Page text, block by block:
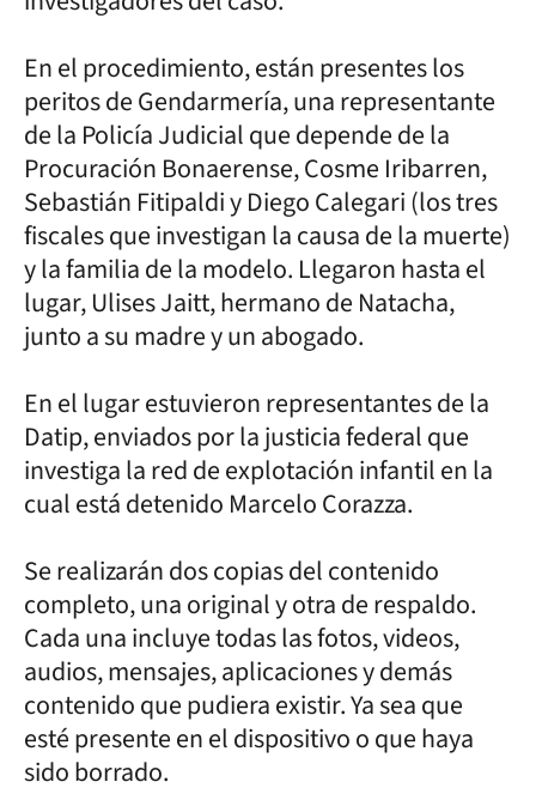
En el procedimiento, están presentes los
peritos de Gendarmería, una representante
de la Policía Judicial que depende de la
Procuración Bonaerense, Cosme Iribarren,
Sebastián Fitipaldi y Diego Calegari (los tres
fiscales que investigan la causa de la muerte)
y la familia de la modelo. Llegaron hasta el
lugar, Ulises Jaitt, hermano de Natacha,
junto a su madre y un abogado.
En el lugar estuvieron representantes de la
Datip, enviados por la justicia federal que
investiga la red de explotación infantil en la
cual está detenido Marcelo Corazza.
Se realizarán dos copias del contenido
completo, una original y otra de respaldo.
Cada una incluye todas las fotos, videos,
audios, mensajes, aplicaciones y demás
contenido que pudiera existir. Ya sea que
esté presente en el dispositivo o que haya
sido borrado.